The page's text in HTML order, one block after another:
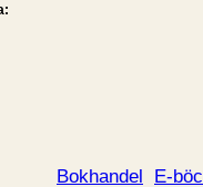
Bokhandel E-